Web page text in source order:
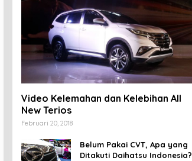
Video Kelemahan dan Kelebihan All
New Terios
Februari 20, 2018
Belum Pakai CVT, Apa yang
Ditakuti Daihatsu Indonesia?